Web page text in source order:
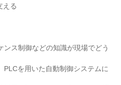
える
ンス制御などの知識が現場でどう
PLCを用いた自動制御システムに